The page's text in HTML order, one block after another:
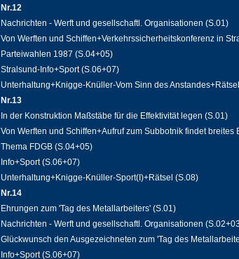
Nr.12
Nachrichten - Werft und gesellschaftl. Organisationen (S.01)
Von Werften und Schiffen+Verkehrssicherheitskonferenz in
Parteiwahlen 1987 (S.04+05)
Stralsund-Info+Sport (S.06+07)
Unterhaltung+Knigge-Knüller-Vom Sinn des
Nr.13
In der Konstruktion Maßstäbe für die Effektivität legen (S.01)
Von Werften und Schiffen+Aufruf zum Subbotnik findet breites
Thema FDGB (S.04+05)
Info+Sport (S.06+07)
Unterhaltung+Knigge-Knüller-Sport(I)+Rätsel (S.08)
Nr.14
Ehrungen zum 'Tag des Metallarbeiters' (S.01)
Nachrichten - Werft und gesellschaftl. Organisationen
Glückwunsch den Ausgezeichneten zum 'Tag des
Info+Sport (S.06+07)